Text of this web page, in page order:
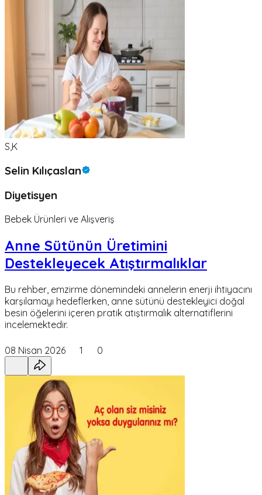
S,K
Selin Kılıçaslan
Diyetisyen
Bebek Ürünleri ve Alışveriş
Anne Sütünün Üretimini
Destekleyecek Atıştırmalıklar
Bu rehber, emzirme dönemindeki annelerin enerji ihtiyacını
karşılamayı hedeflerken, anne sütünü destekleyici doğal
besin öğelerini içeren pratik atıştırmalık alternatiflerini
incelemektedir.
08 Nisan 2026 1 0